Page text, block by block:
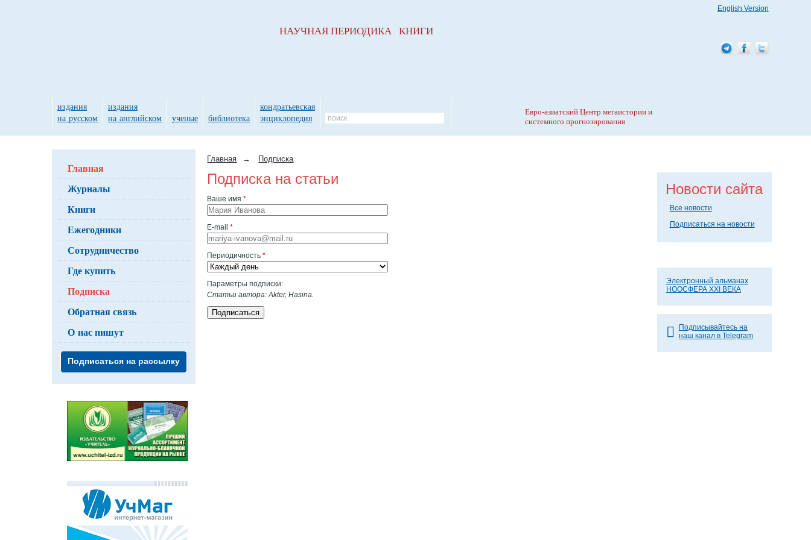
Главная → Подписка
Подписка на статьи
Ваше имя*
E-mail*
Периодичность*
Параметры подписки:
Статьи автора: Akter, Hasina.
Подписаться
Главная
Журналы
Книги
Ежегодники
Сотрудничество
Где купить
Подписка
Обратная связь
О нас пишут
Подписаться на рассылку
Новости сайта
Все новости
Подписаться на новости
Электронный альманах
НООСФЕРА XXI ВЕКА
Подписывайтесь на
наш канал в Telegram
НАУЧНАЯ ПЕРИОДИКА КНИГИ
издания
на русском
издания
на английском
ученые библиотека
кондратьевская
энциклопедия
Евро-азиатский Центр мегаистории и
системного прогнозирования
English Version